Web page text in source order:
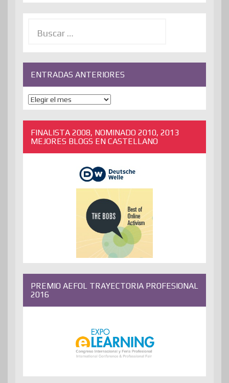
ENTRADAS ANTERIORES
ENTRADAS
ANTERIORES
FINALISTA 2008, NOMINADO 2010, 2013
MEJORES BLOGS EN CASTELLANO
PREMIO AEFOL TRAYECTORIA PROFESIONAL
2016